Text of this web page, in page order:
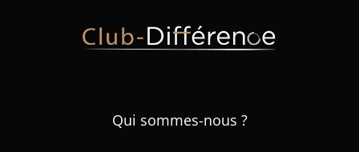
Qui sommes-nous ?